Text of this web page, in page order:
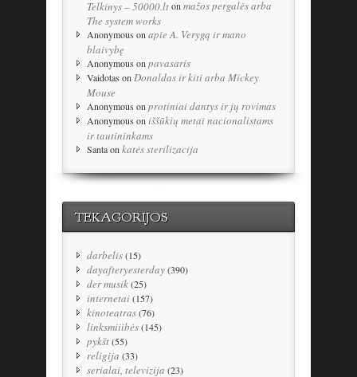
Telkinys – 50000.lton mažos pergalės arba
The system works
Anonymous on apie A. Verygą ir mano
blaivybę
Anonymous on pavasaris
Vaidotas on Donaldas ir kiti arba Mickey
Mouse
Anonymous on protiniai dantys ir jų rovimas
Anonymous on iššūkių metai nacionalistams
ir tautininkams
Santaon katės sterilizacija
TEKAGORIJOS
darbelis(15)
dayafteryesterday(390)
der musik(25)
internetai(157)
kinoteatras(76)
linksmiiibės(145)
pykšt(55)
religija (33)
serialai, televizija (23)